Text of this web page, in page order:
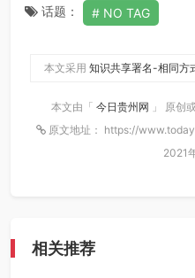
话题： NO TAG
本文采用 知识共享署名-相同方
本文由「 今日贵州网 」 原创
原文地址： https://
2021
相关推荐